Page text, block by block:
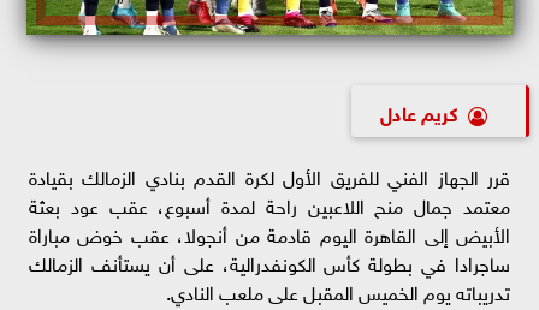
كريم عادل
قرر الجهاز الفني للفريق الأول لكرة القدم بنادي الزمالك بقيادة
معتمد جمال منح اللاعبين راحة لمدة أسبوع، عقب عود بعثة
الأبيض إلى القاهرة اليوم قادمة من أنجولا، عقب خوض مباراة
ساجرادا في بطولة كأس الكونفدرالية، على أن يستأنف الزمالك
تدريباته يوم الخميس المقبل على ملعب النادي.